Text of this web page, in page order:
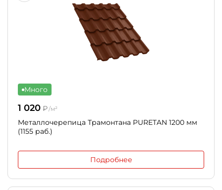
Много
1 020 ₽/м²
Металлочерепица Трамонтана PURETAN 1200 мм
(1155 раб.)
Подробнее